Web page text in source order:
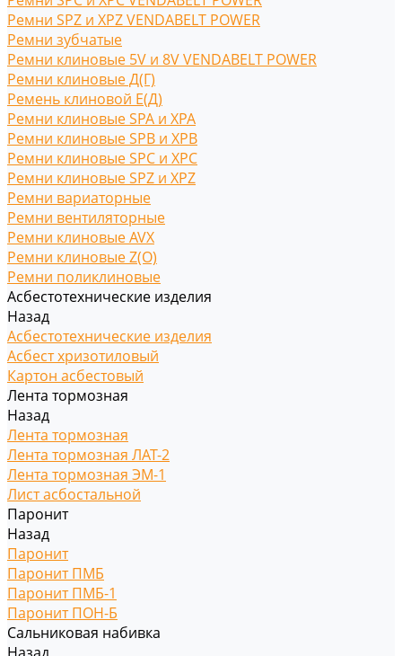
Ремни SPZ и XPZ VENDABELT POWER
Ремни зубчатые
Ремни клиновые 5V и 8V VENDABELT POWER
Ремни клиновые Д(Г)
Ремень клиновой Е(Д)
Ремни клиновые SPA и XPA
Ремни клиновые SPB и XPB
Ремни клиновые SPC и XPC
Ремни клиновые SPZ и XPZ
Ремни вариаторные
Ремни вентиляторные
Ремни клиновые AVX
Ремни клиновые Z(O)
Ремни поликлиновые
Асбестотехнические изделия
Назад
Асбестотехнические изделия
Асбест хризотиловый
Картон асбестовый
Лента тормозная
Назад
Лента тормозная
Лента тормозная ЛАТ-2
Лента тормозная ЭМ-1
Лист асбостальной
Паронит
Назад
Паронит
Паронит ПМБ
Паронит ПМБ-1
Паронит ПОН-Б
Сальниковая набивка